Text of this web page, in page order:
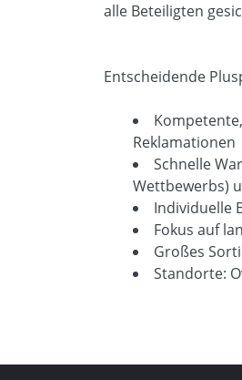
alle Beteiligten
Entscheidende
Reklamationen
Schnelle
Wettbewerbs)
Individuelle
Fokus auf
Großes
Standorte: